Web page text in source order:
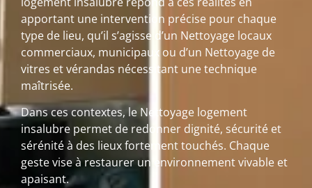
apportant une intervention précise pour chaque
type de lieu, qu’il s’agisse d’un Nettoyage locaux
commerciaux, municipaux ou d’un Nettoyage de
vitres et vérandas nécessitant une technique
maîtrisée.
Dans ces contextes, le Nettoyage logement
insalubre permet de redonner dignité, sécurité et
sérénité à des lieux fortement touchés. Chaque
geste vise à restaurer un environnement vivable et
apaisant.